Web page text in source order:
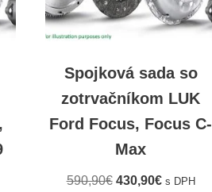
Spojková sada so
zotrvačníkom LUK
Ford Focus, Focus C-
Max
590,90€ 430,90€ s DPH